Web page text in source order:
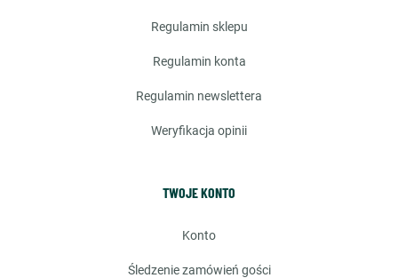
regulamin sklepu
regulamin konta
regulamin newslettera
weryfikacja opinii
TWOJE KONTO
konto
śledzenie zamówień gości